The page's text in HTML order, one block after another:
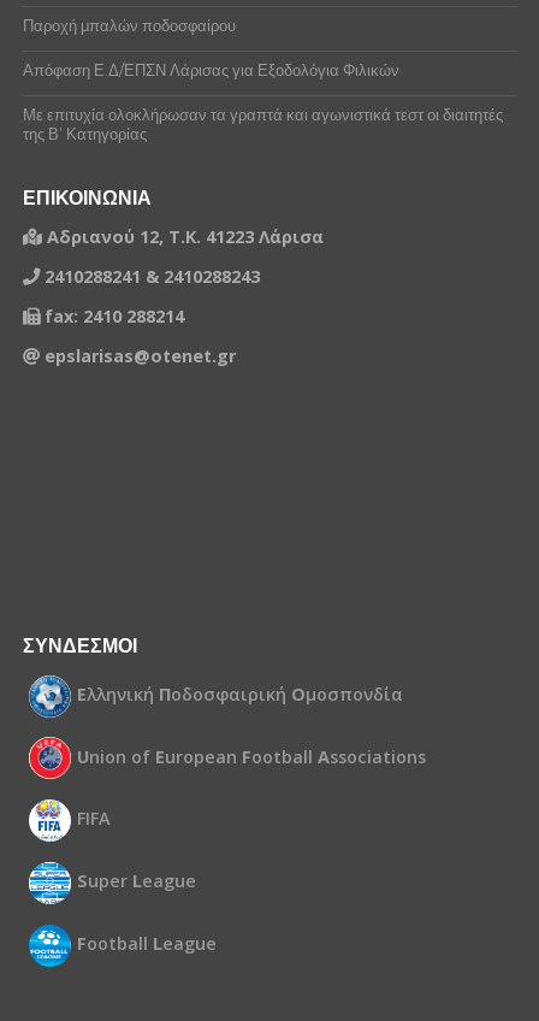
Παροχή μπαλών ποδοσφαίρου
Απόφαση Ε.Δ/ΕΠΣΝ Λάρισας για Εξοδολόγια Φιλικών
Με επιτυχία ολοκλήρωσαν τα γραπτά και αγωνιστικά τεστ οι διαιτητές
της Β’ Κατηγορίας
ΕΠΙΚΟΙΝΩΝΙΑ
Αδριανού 12, Τ.Κ. 41223 Λάρισα
2410288241 & 2410288243
fax: 2410 288214
epslarisas@otenet.gr
ΣΥΝΔΕΣΜΟΙ
Ελληνική Ποδοσφαιρική Ομοσπονδία
Union of European Football Associations
FIFA
Super League
Football League